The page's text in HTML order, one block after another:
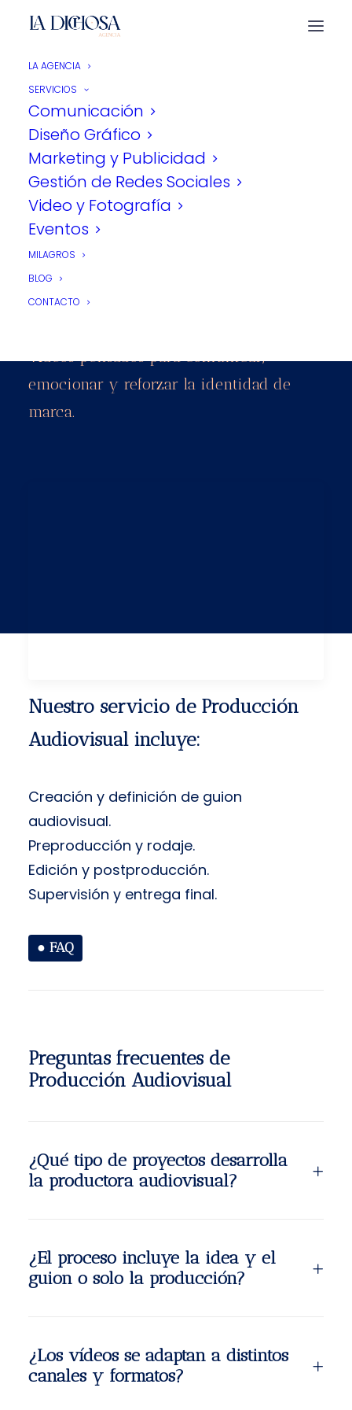
LA AGENCIA
SERVICIOS
Comunicación
Diseño Gráfico
Marketing y Publicidad
Gestión de Redes Sociales
Video y Fotografía
Eventos
MILAGROS
BLOG
CONTACTO
Home Video y Fotografía
Productora
Audiovisual
Concebimos y producimos piezas
audiovisuales con intención estratégica,
cuidando el relato, la estética y el ritmo
Vídeos pensados para comunicar,
emocionar y reforzar la identidad de
marca.
Nuestro servicio de Producción
Audiovisual incluye:
Creación y definición de guion
audiovisual.
Preproducción y rodaje.
Edición y postproducción.
Supervisión y entrega final.
● FAQ
Preguntas frecuentes de
Producción Audiovisual
¿Qué tipo de proyectos desarrolla
la productora audiovisual?
¿El proceso incluye la idea y el
guion o solo la producción?
¿Los vídeos se adaptan a distintos
canales y formatos?